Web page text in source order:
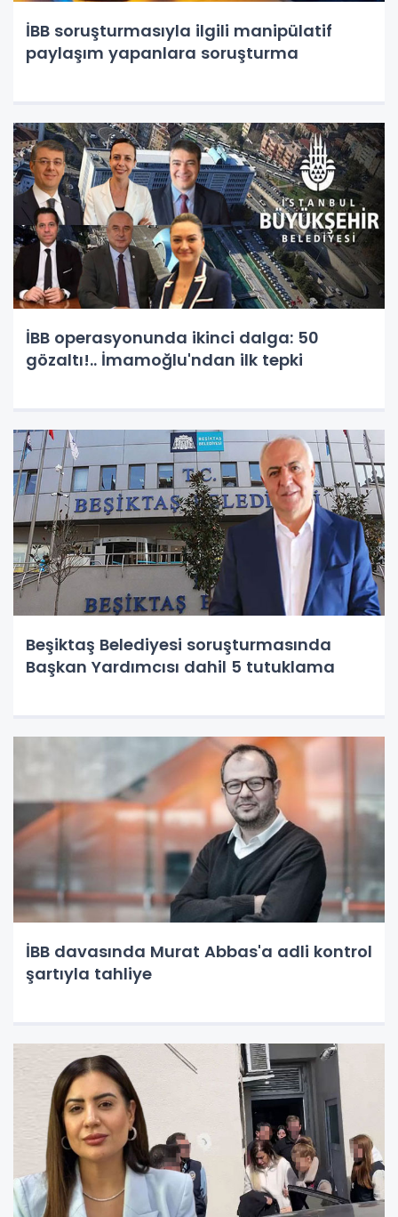
İBB soruşturmasıyla ilgili manipülatif
paylaşım yapanlara soruşturma
İBB operasyonunda ikinci dalga: 50
gözaltı!.. İmamoğlu'ndan ilk tepki
Beşiktaş Belediyesi soruşturmasında
Başkan Yardımcısı dahil 5 tutuklama
İBB davasında Murat Abbas'a adli kontrol
şartıyla tahliye